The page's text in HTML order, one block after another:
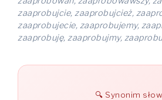
zaaprobujcie, zaaprobujcież,
zaaprobujecie, zaaprobujemy,
zaaprobuję, zaaprobujmy,
Synonim